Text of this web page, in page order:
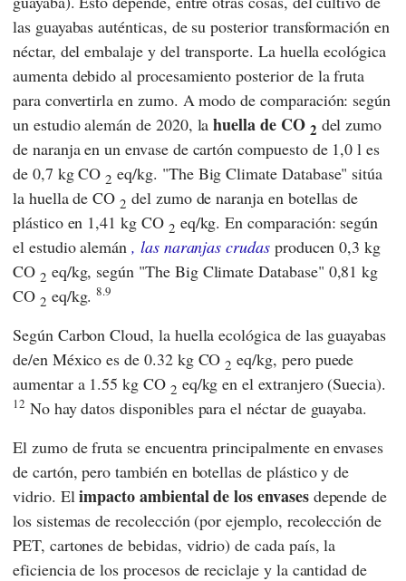
las guayabas auténticas, de su posterior transformación en
néctar, del embalaje y del transporte. La huella ecológica
aumenta debido al procesamiento posterior de la fruta
para convertirla en zumo. A modo de comparación: según
un estudio alemán de 2020, lahuella de CO 2 del zumo
de naranja en un envase de cartón compuesto de 1,0 l es
de 0,7 kg CO2 eq/kg. "The Big Climate Database" sitúa
la huella de CO2 del zumo de naranja en botellas de
plástico en 1,41 kg CO 2 eq/kg. En comparación: según
el estudio alemán, las naranjas crudasproducen 0,3 kg
CO 2 eq/kg, según "The Big Climate Database" 0,81 kg
CO 2 eq/kg.8.9
Según Carbon Cloud, la huella ecológica de las guayabas
de/en México es de 0.32 kg CO2 eq/kg, pero puede
aumentar a 1.55 kg CO 2 eq/kg en el extranjero (Suecia).
12 No hay datos disponibles para el néctar de guayaba.
El zumo de fruta se encuentra principalmente en envases
de cartón, pero también en botellas de plástico y de
vidrio. Elimpacto ambiental de los envasesdepende de
los sistemas de recolección (por ejemplo, recolección de
PET, cartones de bebidas, vidrio) de cada país, la
eficiencia de los procesos de reciclaje y la cantidad de